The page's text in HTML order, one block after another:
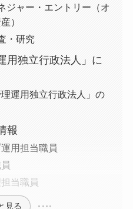
ジャー・エントリー（オ
）
・研究
用独立行政法人」に
理運用独立行政法人」の
報
用担当職員
当職員
見る